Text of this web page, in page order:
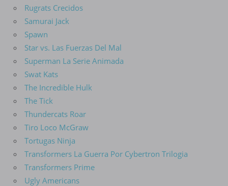
Rugrats Crecidos
Samurai Jack
Spawn
Star vs. Las Fuerzas Del Mal
Superman La Serie Animada
Swat Kats
The Incredible Hulk
The Tick
Thundercats Roar
Tiro Loco McGraw
Tortugas Ninja
Transformers La Guerra Por Cybertron Trilogia
Transformers Prime
Ugly Americans